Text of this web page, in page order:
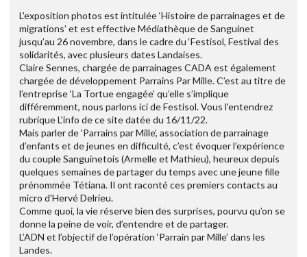
L'exposition photos est intitulée ‘Histoire de parrainages et de
migrations’ et est effective Médiathèque de Sanguinet
jusqu’au 26 novembre, dans le cadre du ‘Festisol, Festival des
solidarités, avec plusieurs dates Landaises.
Claire Sennes, chargée de parrainages CADA est également
chargée de développement Parrains Par Mille. C’est au titre de
l’entreprise ‘La Tortue engagée’ qu’elle s’implique
différemment, nous parlons ici de Festisol. Vous l'entendrez
rubrique L'info de ce site datée du 16/11/22.
Mais parler de ‘Parrains par Mille’, association de parrainage
d’enfants et de jeunes en difficulté, c’est évoquer l’expérience
du couple Sanguinetois (Armelle et Mathieu), heureux depuis
quelques semaines de partager du temps avec une jeune fille
prénommée Tétiana. Il ont raconté ces premiers contacts au
micro d'Hervé Delrieu.
Comme quoi, la vie réserve bien des surprises, pourvu qu’on se
donne la peine de voir, d’entendre et de partager.
L’ADN et l’objectif de l’opération ‘Parrain par Mille’ dans les
Landes.